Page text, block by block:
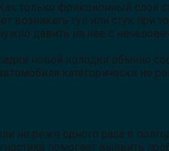
только фрикционный слой
возникать гул или стук при
давить на нее с
новой колодки обычно
категорически не
не реже одного раза в
помогает выявить